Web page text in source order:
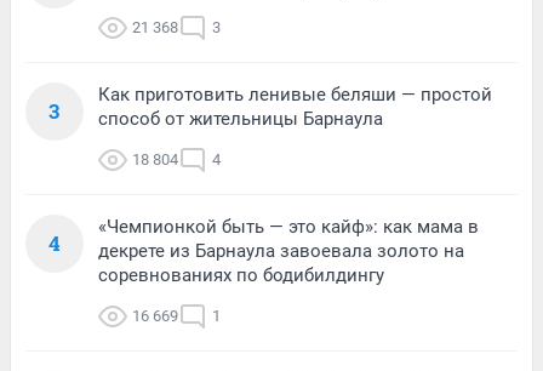
21 368 3
3
Как приготовить ленивые беляши — простой
способ от жительницы Барнаула
18 804 4
4
«Чемпионкой быть — это кайф»: как мама в
декрете из Барнаула завоевала золото на
соревнованиях по бодибилдингу
16 669 1